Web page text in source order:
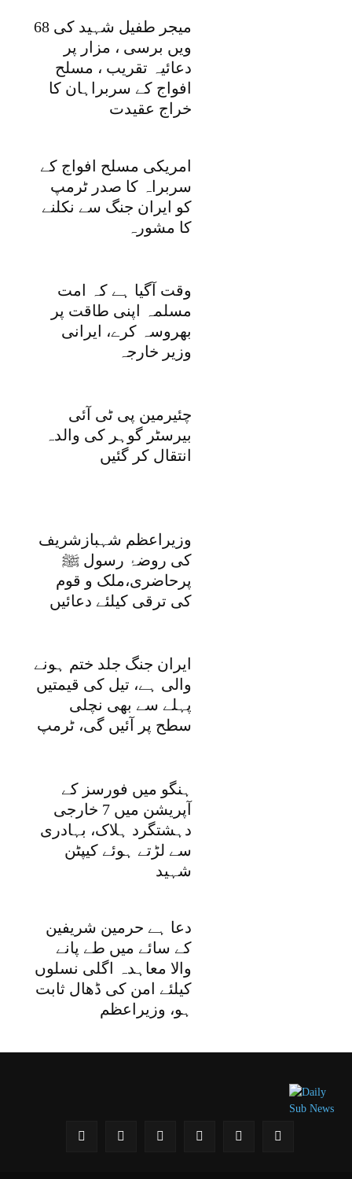
میجر طفیل شہید کی 68
ویں برسی ، مزار پر
دعائیہ تقریب ، مسلح
افواج کے سربراہان کا
خراج عقیدت
امریکی مسلح افواج کے
سربراہ کا صدر ٹرمپ
کو ایران جنگ سے نکلنے
کا مشورہ
وقت آگیا ہے کہ امت
مسلمہ اپنی طاقت پر
بھروسہ کرے، ایرانی
وزیر خارجہ
چئیرمین پی ٹی آئی
بیرسٹر گوہر کی والدہ
انتقال کر گئیں
وزیراعظم شہبازشریف
کی روضۂ رسول ﷺ
پرحاضری،ملک و قوم
کی ترقی کیلئے دعائیں
ایران جنگ جلد ختم ہونے
والی ہے، تیل کی قیمتیں
پہلے سے بھی نچلی
سطح پر آئیں گی، ٹرمپ
ہنگو میں فورسز کے
آپریشن میں 7 خارجی
دہشتگرد ہلاک، بہادری
سے لڑتے ہوئے کیپٹن
شہید
دعا ہے حرمین شریفین
کے سائے میں طے پانے
والا معاہدہ اگلی نسلوں
کیلئے امن کی ڈھال ثابت
ہو، وزیراعظم